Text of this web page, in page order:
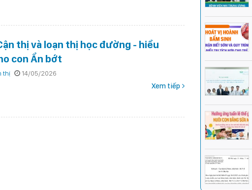
thị và loạn thị học đường - hiểu
con Ẩn bớt
thị 14/05/2026
Xem tiếp